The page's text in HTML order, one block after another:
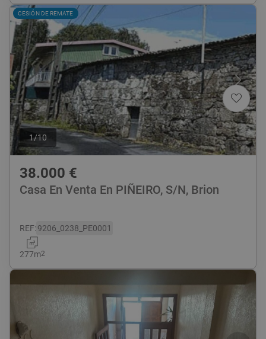
1/10
CESIÓN DE REMATE
38.000 €
Casa En Venta En PIÑEIRO, S/N, Brion
REF:9206_0238_PE0001
277m2